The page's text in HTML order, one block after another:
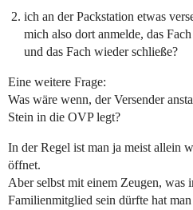
ich an der Packstation etwas
mich also dort anmelde, das
und das Fach wieder schließe?
Eine weitere Frage:
Was wäre wenn, der Versender
Stein in die OVP legt?
In der Regel ist man ja meist allein
öffnet.
Aber selbst mit einem Zeugen, was
Familienmitglied sein dürfte hat